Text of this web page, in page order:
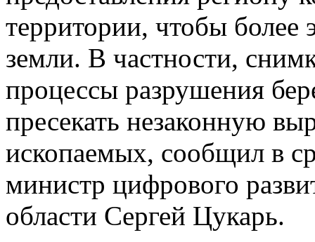
территории, чтобы более
земли. В частности,
процессы разрушения
пресекать незаконную
ископаемых, сообщил в
министр цифрового
области Сергей Цукарь.